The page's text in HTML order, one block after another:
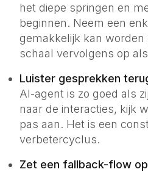
het diepe springen en
beginnen. Neem een
gemakkelijk kan worden
schaal vervolgens op
Luister gesprekken
AI-agent is zo goed als
naar de interacties, kijk
pas aan. Het is een
verbetercyclus.
Zet een fallback-flow